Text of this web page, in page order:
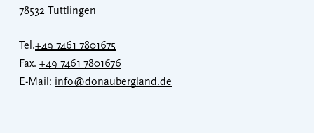
78532 Tuttlingen
Tel.+49 7461 7801675
Fax. +49 7461 7801676
E-Mail: info@donaubergland.de